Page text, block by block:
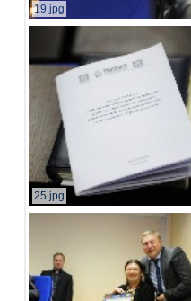
19.jpg
25.jpg